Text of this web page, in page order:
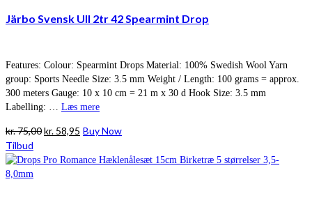
Järbo Svensk Ull 2tr 42 Spearmint Drop
Features: Colour: Spearmint Drops Material: 100% Swedish Wool Yarn
group: Sports Needle Size: 3.5 mm Weight / Length: 100 grams = approx.
300 meters Gauge: 10 x 10 cm = 21 m x 30 d Hook Size: 3.5 mm
Labelling: … Læs mere
kr.75,00Den
pris
kr. 58,95 Den
pris
Buy Now
Tilbud